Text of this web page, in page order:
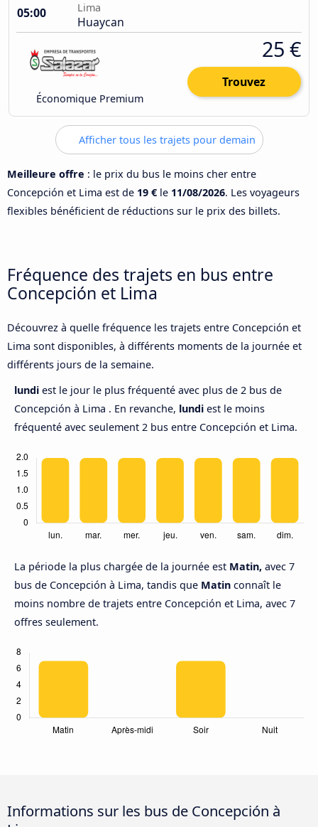
05:00
Lima
Huaycan
Économique Premium
25 €
Trouvez
Afficher tous les trajets pour demain
Meilleure offre : le prix du bus le moins cher entre
Concepción et Lima est de 19 € le 11/08/2026. Les voyageurs
flexibles bénéficient de réductions sur le prix des billets.
Fréquence des trajets en bus entre
Concepción et Lima
Découvrez à quelle fréquence les trajets entre Concepción et
Lima sont disponibles, à différents moments de la journée et
différents jours de la semaine.
lundi est le jour le plus fréquenté avec plus de 2 bus de
Concepción à Lima . En revanche, lundi est le moins
fréquenté avec seulement 2 bus entre Concepción et Lima.
La période la plus chargée de la journée est Matin, avec 7
bus de Concepción à Lima, tandis que Matin connaît le
moins nombre de trajets entre Concepción et Lima, avec 7
offres seulement.
Informations sur les bus de Concepción à